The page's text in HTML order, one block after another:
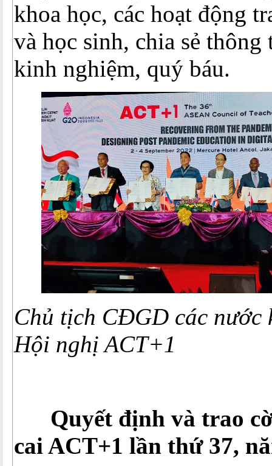
khoa học, các hoạt động
và học sinh, chia sẻ
kinh nghiệm, quý báu.
Chủ tịch CĐGD các nước
Hội nghị ACT+1
Quyết định và trao
cai ACT+1 lần thứ 37,